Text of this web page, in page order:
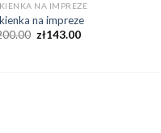
NA IMPREZE
na impreze
zł143.00